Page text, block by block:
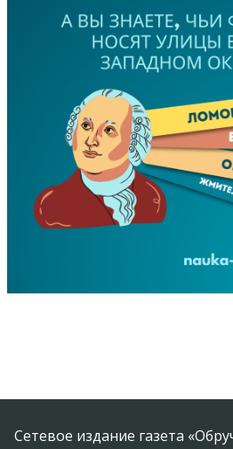
Сетевое издание газета